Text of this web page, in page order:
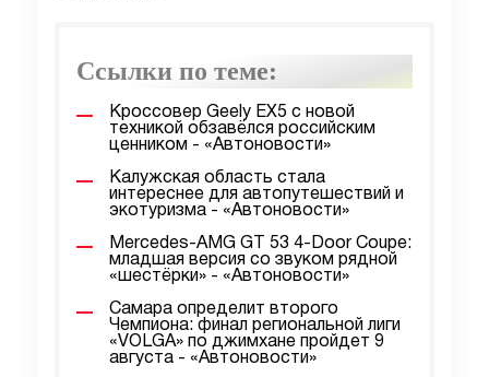
Ссылки по теме:
Кроссовер Geely EX5 с новой
техникой обзавёлся российским
ценником - «Автоновости»
Калужская область стала
интереснее для автопутешествий и
экотуризма - «Автоновости»
Mercedes-AMG GT 53 4-Door Coupe:
младшая версия со звуком рядной
«шестёрки» - «Автоновости»
Самара определит второго
Чемпиона: финал региональной лиги
«VOLGA» по джимхане пройдет 9
августа - «Автоновости»